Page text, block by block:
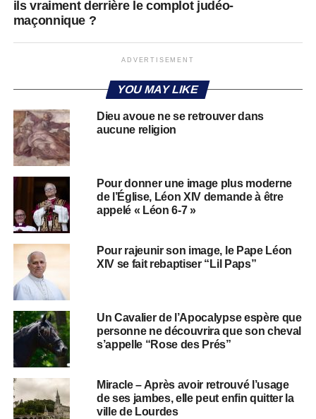
ils vraiment derrière le complot judéo-
maçonnique ?
ADVERTISEMENT
YOU MAY LIKE
Dieu avoue ne se retrouver dans
aucune religion
Pour donner une image plus moderne
de l’Église, Léon XIV demande à être
appelé « Léon 6-7 »
Pour rajeunir son image, le Pape Léon
XIV se fait rebaptiser “Lil Paps”
Un Cavalier de l’Apocalypse espère que
personne ne découvrira que son cheval
s’appelle “Rose des Prés”
Miracle – Après avoir retrouvé l’usage
de ses jambes, elle peut enfin quitter la
ville de Lourdes